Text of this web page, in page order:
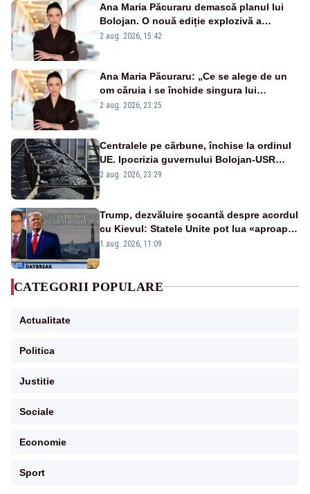
Ana Maria Păcuraru demască planul lui
Bolojan. O nouă ediție explozivă a
emisiunii „Miza Zilei” la Realitatea PLUS
2 aug. 2026, 15:42
Ana Maria Păcuraru: „Ce se alege de un
om căruia i se închide singura lui
portiță?”
2 aug. 2026, 23:25
Centralele pe cărbune, închise la ordinul
UE. Ipocrizia guvernului Bolojan-USR
după starea de alertă
2 aug. 2026, 23:29
Trump, dezvăluire șocantă despre acordul
cu Kievul: Statele Unite pot lua «aproape
tot ce vor» din minele Ucrainei”
1 aug. 2026, 11:09
CATEGORII POPULARE
Actualitate
Politica
Justitie
Sociale
Economie
Sport